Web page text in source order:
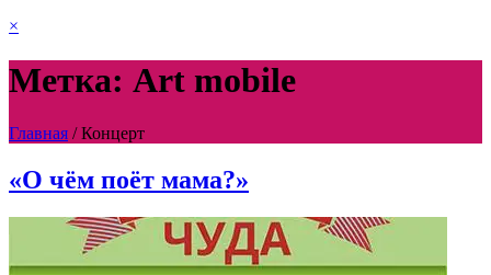
×
Метка: Art mobile
Главная /Концерт
«О чём поёт мама?»